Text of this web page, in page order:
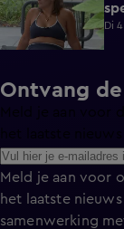
Di
Ontvang
Meld je aan voor
het laatste
samenwerking